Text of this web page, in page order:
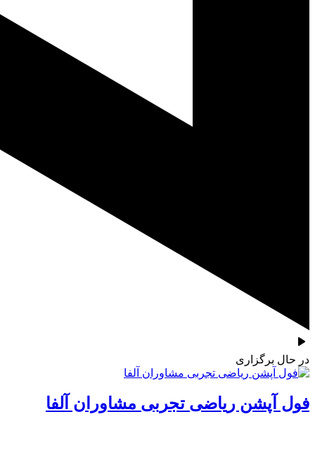
در حال برگزاری
فول آپشن ریاضی تجربی مشاوران آلفا